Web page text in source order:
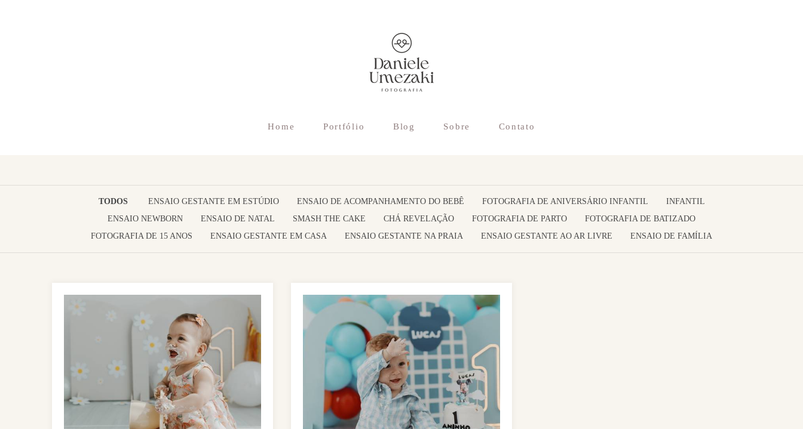
Home Portfólio Blog Sobre Contato
TODOS ENSAIO GESTANTE EM ESTÚDIO ENSAIO DE ACOMPANHAMENTO DO BEBÊ FOTOGRAFIA DE ANIVERSÁRIO INFANTIL
INFANTIL
ENSAIO NEWBORN
ENSAIO DE NATAL SMASH THE CAKE CHÁ REVELAÇÃO FOTOGRAFIA DE PARTO
FOTOGRAFIA DE BATIZADO
FOTOGRAFIA DE 15 ANOS
ENSAIO GESTANTE EM CASA ENSAIO GESTANTE NA PRAIA ENSAIO GESTANTE AO AR LIVRE ENSAIO DE FAMÍLIA